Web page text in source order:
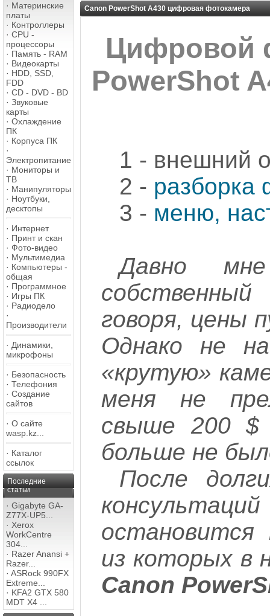
· Материнские
платы
· Контроллеры
· CPU -
процессоры
· Память - RAM
· Видеокарты
· HDD, SSD,
FDD
· CD - DVD - BD
· Звуковые
карты
· Охлаждение
ПК
· Корпуса ПК
·
Электропитание
· Мониторы и
ТВ
· Манипуляторы
· Ноутбуки,
десктопы
· Интернет
· Принт и скан
· Фото-видео
· Мультимедиа
· Компьютеры -
общая
· Программное
· Игры ПК
· Радиодело
·
Производители
· Динамики,
микрофоны
· Безопасность
· Телефония
· Создание
сайтов
· О сайте
wasp.kz...
· Каталог
ссылок
Последние
статьи
· Gigabyte GA-
Z77X-UP5...
· Xerox
WorkCentre
304...
· Razer Anansi +
Razer...
· ASRock 990FX
Extreme...
· KFA2 GTX 580
MDT X4 ...
Canon PowerShot A430 цифровая фотокамера
Цифровой
PowerShot
1 - внешний
2 - разборка
3 - меню,
Давно
говоря, цены
Однако не
«крутую»
меня не
свыше 200 $
больше не
После
остановится
из которых в
Canon